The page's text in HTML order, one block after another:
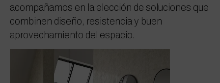
acompañamos en la elección de soluciones que
combinen diseño, resistencia y buen
aprovechamiento del espacio.